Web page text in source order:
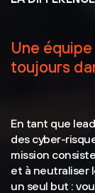
Une
toujours
En tant que
des cyber-
mission
et à neutraliser
un seul but :